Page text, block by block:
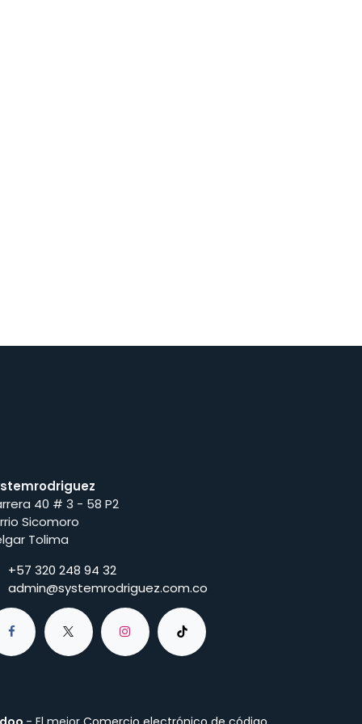
40 # 3 - 58 P2
Sicomoro
Tolima
+57 320 248 94 32
admin@systemrodriguez.com.co